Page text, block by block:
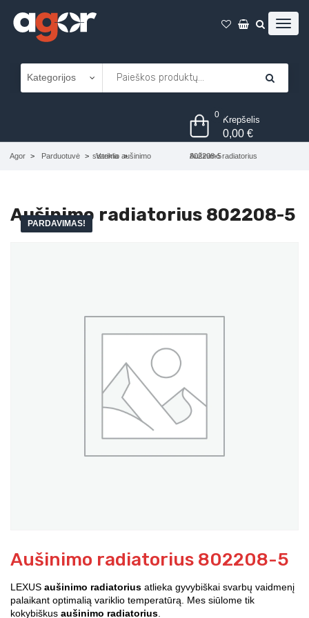
0 Krepšelis
0,00€
Agor Parduotuvė Variklio aušinimo sistema Aušinimo radiatorius 802208-5
Aušinimo radiatorius 802208-5
PARDAVIMAS!
Aušinimo radiatorius 802208-5
LEXUS aušinimo radiatorius atlieka gyvybiškai svarbų vaidmenį
palaikant optimalią variklio temperatūrą. Mes siūlome tik
kokybiškus aušinimo radiatorius